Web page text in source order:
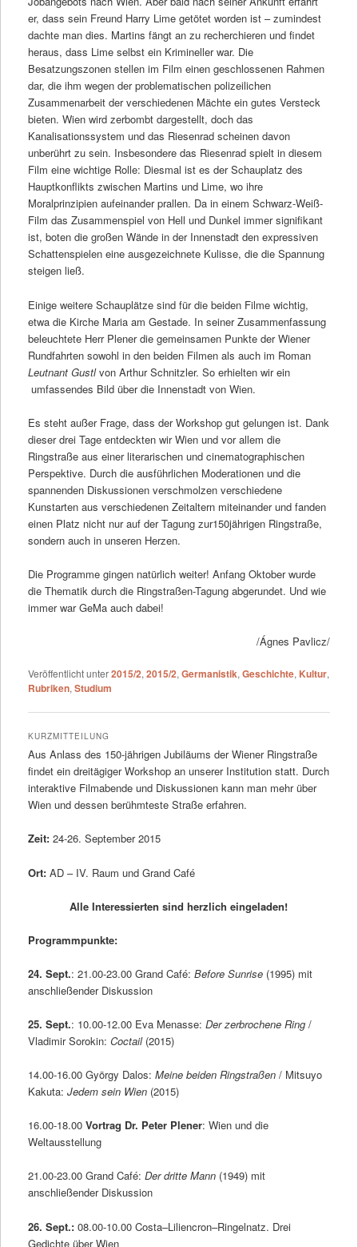
er, dass sein Freund Harry Lime getötet worden ist – zumindest
dachte man dies. Martins fängt an zu recherchieren und findet
heraus, dass Lime selbst ein Krimineller war. Die
Besatzungszonen stellen im Film einen geschlossenen Rahmen
dar, die ihm wegen der problematischen polizeilichen
Zusammenarbeit der verschiedenen Mächte ein gutes Versteck
bieten. Wien wird zerbombt dargestellt, doch das
Kanalisationssystem und das Riesenrad scheinen davon
unberührt zu sein. Insbesondere das Riesenrad spielt in diesem
Film eine wichtige Rolle: Diesmal ist es der Schauplatz des
Hauptkonflikts zwischen Martins und Lime, wo ihre
Moralprinzipien aufeinander prallen. Da in einem Schwarz-Weiß-
Film das Zusammenspiel von Hell und Dunkel immer signifikant
ist, boten die großen Wände in der Innenstadt den expressiven
Schattenspielen eine ausgezeichnete Kulisse, die die Spannung
steigen ließ.
Einige weitere Schauplätze sind für die beiden Filme wichtig,
etwa die Kirche Maria am Gestade. In seiner Zusammenfassung
beleuchtete Herr Plener die gemeinsamen Punkte der Wiener
Rundfahrten sowohl in den beiden Filmen als auch im Roman
Leutnant Gustlvon Arthur Schnitzler. So erhielten wir ein
umfassendes Bild über die Innenstadt von Wien.
Es steht außer Frage, dass der Workshop gut gelungen ist. Dank
dieser drei Tage entdeckten wir Wien und vor allem die
Ringstraße aus einer literarischen und cinematographischen
Perspektive. Durch die ausführlichen Moderationen und die
spannenden Diskussionen verschmolzen verschiedene
Kunstarten aus verschiedenen Zeitaltern miteinander und fanden
einen Platz nicht nur auf der Tagung zur150jährigen Ringstraße,
sondern auch in unseren Herzen.
Die Programme gingen natürlich weiter! Anfang Oktober wurde
die Thematik durch die Ringstraßen-Tagung abgerundet. Und wie
immer war GeMa auch dabei!
/Ágnes Pavlicz/
Veröffentlicht unter2015/2, 2015/2, Germanistik, Geschichte, Kultur,
Rubriken, Studium
KURZMITTEILUNG
Aus Anlass des 150-jährigen Jubiläums der Wiener Ringstraße
findet ein dreitägiger Workshop an unserer Institution statt. Durch
interaktive Filmabende und Diskussionen kann man mehr über
Wien und dessen berühmteste Straße erfahren.
Zeit:24-26. September 2015
Ort:AD – IV. Raum und Grand Café
Alle Interessierten sind herzlich eingeladen!
Programmpunkte:
24. Sept.: 21.00-23.00 Grand Café: Before Sunrise (1995) mit
anschließender Diskussion
25. Sept.: 10.00-12.00 Eva Menasse: Der zerbrochene Ring /
Vladimir Sorokin: Coctail (2015)
14.00-16.00 György Dalos: Meine beiden Ringstraßen / Mitsuyo
Kakuta: Jedem sein Wien (2015)
16.00-18.00 Vortrag Dr. Peter Plener: Wien und die
Weltausstellung
21.00-23.00 Grand Café: Der dritte Mann (1949) mit
anschließender Diskussion
26. Sept.:08.00-10.00 Costa–Liliencron–Ringelnatz. Drei
Gedichte über Wien